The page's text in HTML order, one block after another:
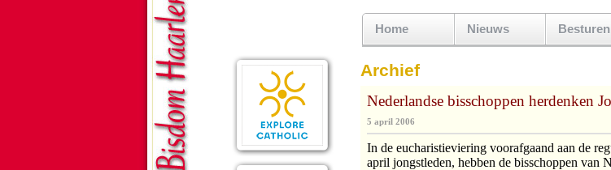
Home Nieuws Besturen
Archief